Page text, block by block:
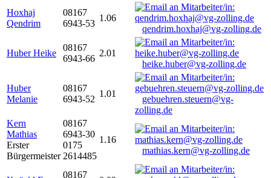
Hoxhaj
Qendrim
08167
6943-53
1.06
qendrim.hoxhaj@vg-zolling.de
Huber Heike
08167
6943-66
2.01
heike.huber@vg-zolling.de
Huber
Melanie
08167
6943-52
1.01
gebuehren.steuern@vg-
zolling.de
Kern
Mathias
Erster
Bürgermeister
08167
6943-30
0175
2614485
1.16
mathias.kern@vg-zolling.de
08167